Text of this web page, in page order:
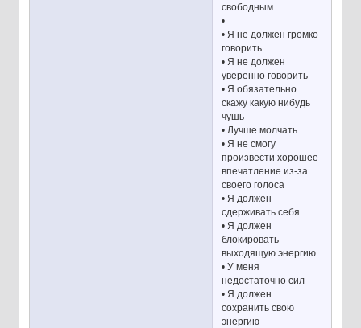
свободным
•
• Я не должен громко
говорить
• Я не должен
уверенно говорить
• Я обязательно
скажу какую нибудь
чушь
• Лучше молчать
• Я не смогу
произвести хорошее
впечатление из-за
своего голоса
• Я должен
сдерживать себя
• Я должен
блокировать
выходящую энергию
• У меня
недостаточно сил
• Я должен
сохранить свою
энергию